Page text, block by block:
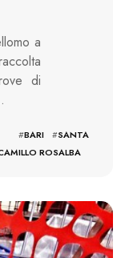
a
di
BARI #SANTA
ROSALBA